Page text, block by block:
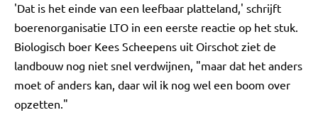
'Dat is het einde van een leefbaar platteland,' schrijft
boerenorganisatie LTO in een eerste reactie op het stuk.
Biologisch boer Kees Scheepens uit Oirschot ziet de
landbouw nog niet snel verdwijnen, "maar dat het anders
moet of anders kan, daar wil ik nog wel een boom over
opzetten."